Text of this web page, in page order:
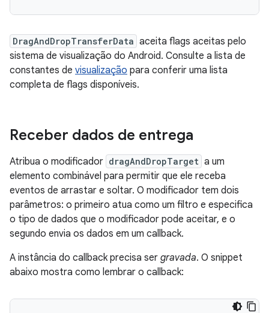
DragAndDropTransferData aceita flags aceitas pelo
sistema de visualização do Android. Consulte a lista de
constantes de visualização para conferir uma lista
completa de flags disponíveis.
Receber dados de entrega
Atribua o modificador dragAndDropTarget a um
elemento combinável para permitir que ele receba
eventos de arrastar e soltar. O modificador tem dois
parâmetros: o primeiro atua como um filtro e especifica
o tipo de dados que o modificador pode aceitar, e o
segundo envia os dados em um callback.
A instância do callback precisa ser gravada. O snippet
abaixo mostra como lembrar o callback: